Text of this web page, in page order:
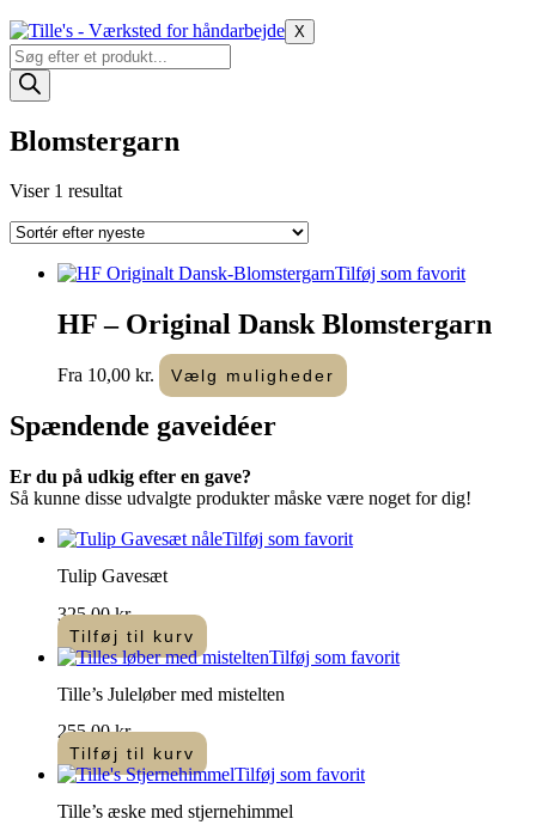
X
Products
search
Blomstergarn
Viser 1 resultat
Tilføj som favorit
HF – Original Dansk Blomstergarn
Fra 10,00 kr. Vælg muligheder
vare
kan
på
Spændende gaveidéer
Er du på udkig efter en gave?
Så kunne disse udvalgte produkter måske være noget for dig!
Tilføj som favorit
Tulip Gavesæt
325,00kr.
Tilføj til kurv
Tilføj som favorit
Tille’s Juleløber med mistelten
255,00kr.
Tilføj til kurv
Tilføj som favorit
Tille’s æske med stjernehimmel